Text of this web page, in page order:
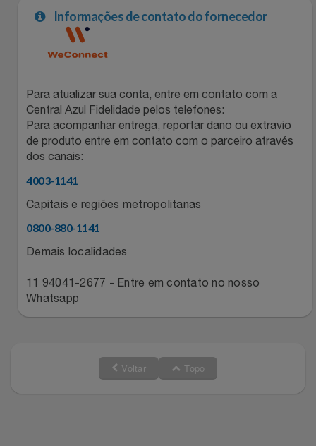
Informações de contato do fornecedor
Para atualizar sua conta, entre em contato com a
Central Azul Fidelidade pelos telefones:
Para acompanhar entrega, reportar dano ou extravio
de produto entre em contato com o parceiro através
dos canais:
4003-1141
Capitais e regiões metropolitanas
0800-880-1141
Demais localidades
11 94041-2677 - Entre em contato no nosso
Whatsapp
Voltar Topo